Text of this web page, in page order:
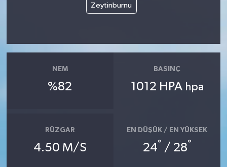
Zeytinburnu
NEM
%82
BASINÇ
1012 HPA hpa
RÜZGAR
4.50 M/S
EN DÜŞÜK / EN YÜKSEK
24° / 28°